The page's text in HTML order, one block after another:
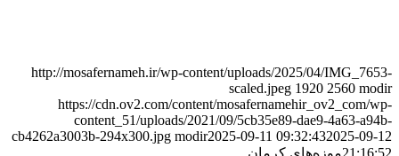
http://mosafernameh.ir/wp-content/uploads/2025/04/IMG_7653-
scaled.jpeg 1920 2560 modir
https://cdn.ov2.com/content/mosafernamehir_ov2_com/wp-
content_51/uploads/2021/09/5cb35e89-dae9-4a63-a94b-
cb4262a3003b-294x300.jpg modir2025-09-11 09:32:432025-09-12